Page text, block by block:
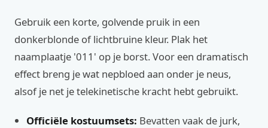
Gebruik een korte, golvende pruik in een
donkerblonde of lichtbruine kleur. Plak het
naamplaatje '011' op je borst. Voor een dramatisch
effect breng je wat nepbloed aan onder je neus,
alsof je net je telekinetische kracht hebt gebruikt.
Officiële kostuumsets: Bevatten vaak de jurk,